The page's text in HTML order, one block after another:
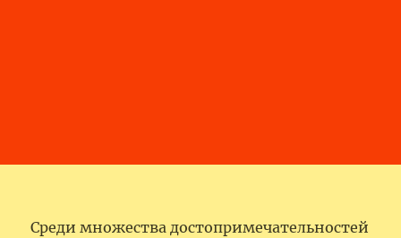
Среди множества достопримечательностей